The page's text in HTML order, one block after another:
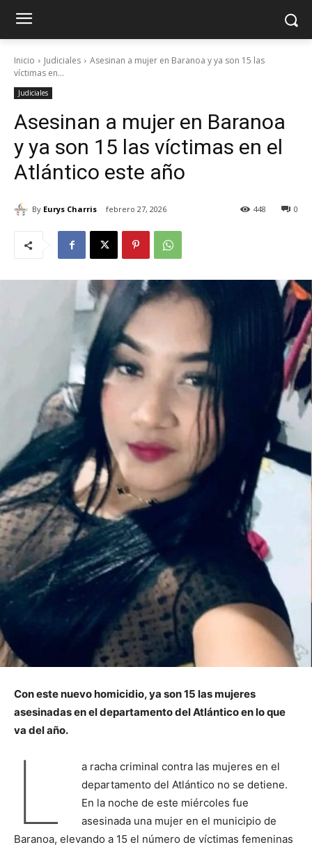
Inicio Judiciales
Asesinan a mujer en Baranoa y ya son 15 las
víctimas en...
Judiciales
Asesinan a mujer en Baranoa
y ya son 15 las víctimas en el
Atlántico este año
By Eurys Charris febrero 27, 2026 0
448
Con este nuevo homicidio, ya son 15 las mujeres
asesinadas en el departamento del Atlántico en lo que
va del año.
L
a racha criminal contra las mujeres en el
departamento del Atlántico no se detiene.
En la noche de este miércoles fue
asesinada una mujer en el municipio de
Baranoa, elevando a 15 el número de víctimas femeninas